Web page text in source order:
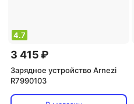
4.7
3 415 ₽
Зарядное устройство Arnezi
R7990103